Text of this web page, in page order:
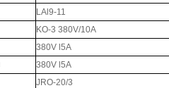
LAl9-11
KO-3 380V/10A
380V l5A
380V l5A
JRO-20/3